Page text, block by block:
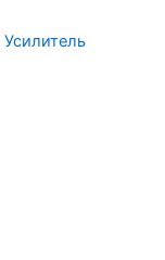
Усилитель